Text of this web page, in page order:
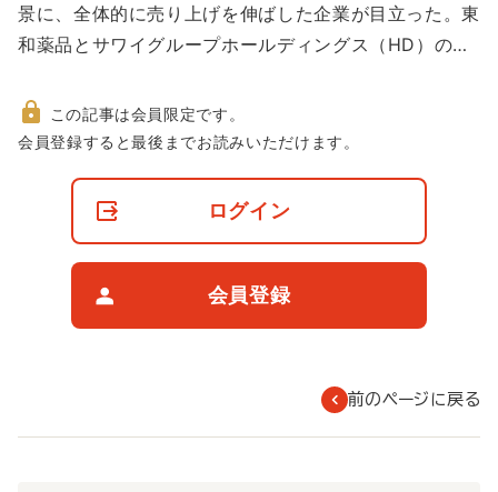
景に、全体的に売り上げを伸ばした企業が目立った。東
和薬品とサワイグループホールディングス（HD）の…
非
この記事は会員限定です。
会員登録すると最後までお読みいただけます。
ログイン
会員登録
前のページに戻る